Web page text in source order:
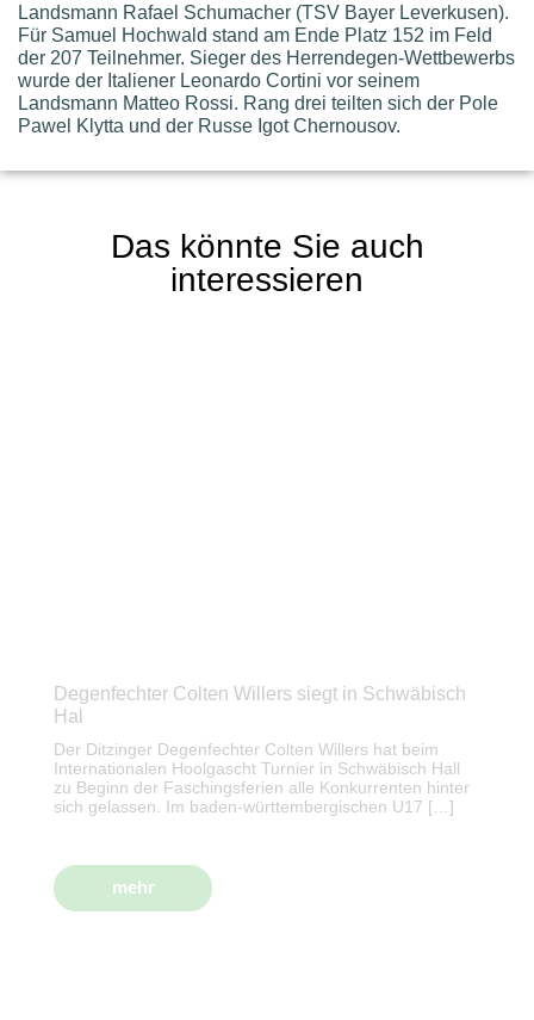
Landsmann Rafael Schumacher (TSV Bayer Leverkusen).
Für Samuel Hochwald stand am Ende Platz 152 im Feld
der 207 Teilnehmer. Sieger des Herrendegen-Wettbewerbs
wurde der Italiener Leonardo Cortini vor seinem
Landsmann Matteo Rossi. Rang drei teilten sich der Pole
Pawel Klytta und der Russe Igot Chernousov.
Das könnte Sie auch
interessieren
Degenfechter Colten Willers siegt in Schwäbisch
Hal
Der Ditzinger Degenfechter Colten Willers hat beim
Internationalen Hoolgascht Turnier in Schwäbisch Hall
zu Beginn der Faschingsferien alle Konkurrenten hinter
sich gelassen. Im baden-württembergischen U17 […]
mehr